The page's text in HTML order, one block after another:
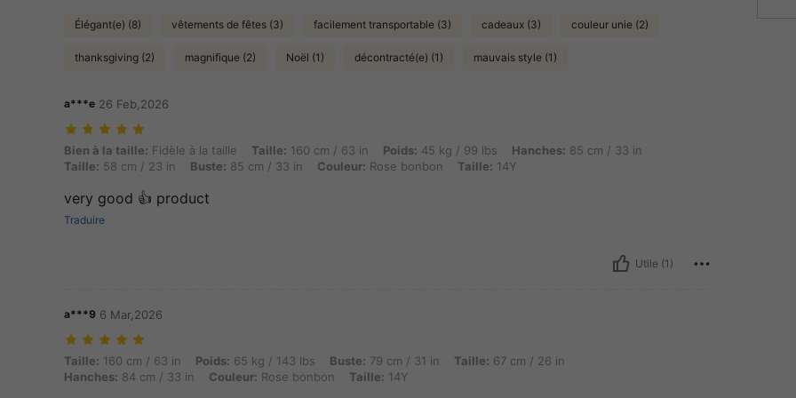
Élégant(e) (8) vêtements de fêtes (3) facilement transportable (3) cadeaux (3) couleur unie (2)
thanksgiving (2) magnifique (2) Noël (1) décontracté(e) (1) mauvais style (1)
a***e 26 Feb,2026
Bien à la taille: Fidèle à la taille, Taille: 160 cm / 63 in, Poids: 45 kg / 99 lbs, Hanches: 85 cm / 33 in, Taille: 58 cm / 23 in, Buste: 85 cm / 33 in,
Bien à la taille: Fidèle à la taille Taille: 160 cm / 63 in Poids: 45 kg / 99 lbs Hanches: 85 cm / 33 in
Taille: 58 cm / 23 in Buste: 85 cm / 33 in Couleur: Rose bonbon Taille: 14Y
very good 👍 product
Traduire
Utile (1)
a***9 6 Mar,2026
Taille: 160 cm / 63 in, Poids: 65 kg / 143 lbs, Buste: 79 cm / 31 in, Taille: 67 cm / 26 in, Hanches: 84 cm / 33 in, Couleur: Rose bonbon, Taille: 14Y
Taille: 160 cm / 63 in Poids: 65 kg / 143 lbs Buste: 79 cm / 31 in Taille: 67 cm / 26 in
Hanches: 84 cm / 33 in Couleur: Rose bonbon Taille: 14Y